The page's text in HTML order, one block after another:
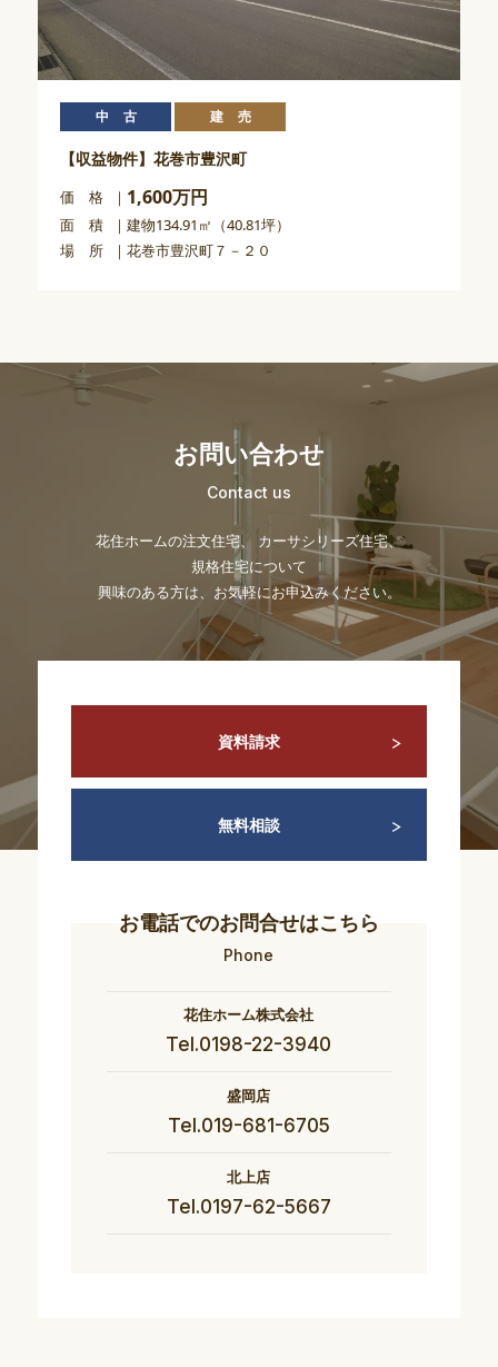
中古 建売
【収益物件】花巻市豊沢町
価 格 1,600万円
面 積
建物134.91㎡（40.81坪）
場 所
花巻市豊沢町７－２０
お問い合わせ
Contact us
花住ホームの注文住宅、 カーサシリーズ住宅、
規格住宅について
興味のある方は、お気軽にお申込みください。
資料請求
無料相談
お電話でのお問合せはこちら
Phone
花住ホーム株式会社
Tel.0198-22-3940
盛岡店
Tel.019-681-6705
北上店
Tel.0197-62-5667